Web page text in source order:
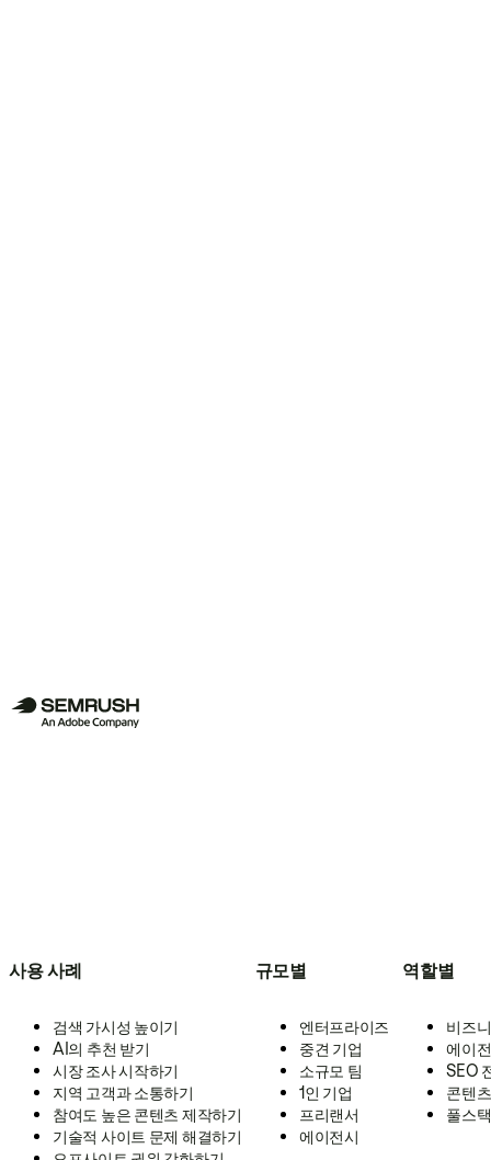
사용 사례
검색 가시성 높이기
AI의 추천 받기
시장 조사 시작하기
지역 고객과 소통하기
참여도 높은 콘텐츠 제작하기
기술적 사이트 문제 해결하기
규모별
엔터프라이즈
중견 기업
소규모 팀
1인 기업
프리랜서
에이전시
역할별
비즈
에이
SEO
콘텐
풀스